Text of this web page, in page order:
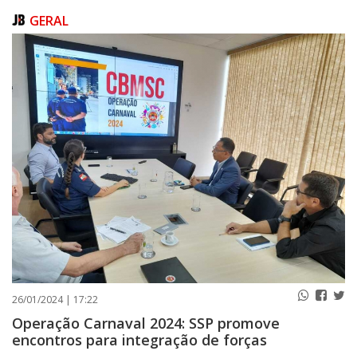
PUBLICAÇÕES LEGAIS
CONTATO
GERAL
26/01/2024 | 17:22
Operação Carnaval 2024: SSP promove
encontros para integração de forças